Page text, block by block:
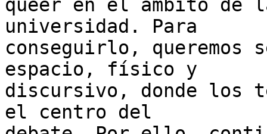
queer en el ámbito
universidad. Para
conseguirlo, queremos
espacio, físico y
discursivo, donde los
el centro del